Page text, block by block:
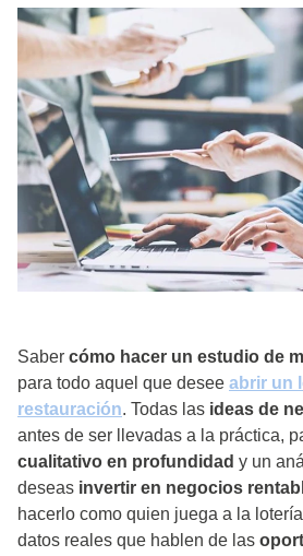
Saber cómo hacer un estudio de
para todo aquel que desee abrir un
restauración. Todas las ideas de
antes de ser llevadas a la práctica,
cualitativo en profundidad y un
deseas invertir en negocios
hacerlo como quien juega a la
datos reales que hablen de las